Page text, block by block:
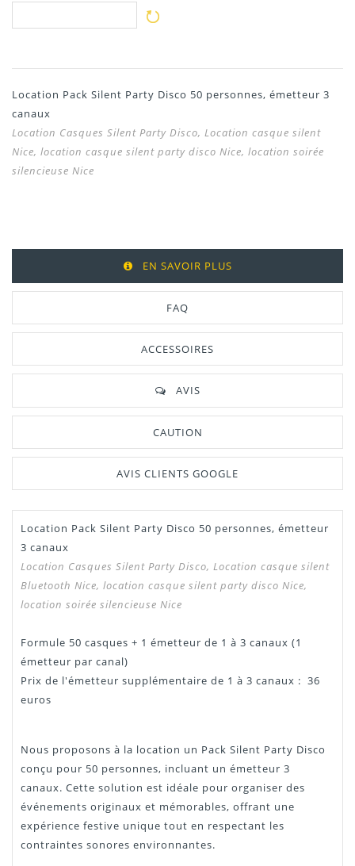
Location Pack Silent Party Disco 50 personnes, émetteur 3
canaux
Location Casques Silent Party Disco, Location casque silent
Nice, location casque silent party disco Nice, location soirée
silencieuse Nice
EN SAVOIR PLUS
FAQ
ACCESSOIRES
AVIS
CAUTION
AVIS CLIENTS GOOGLE
Location Pack Silent Party Disco 50 personnes, émetteur
3 canaux
Location Casques Silent Party Disco, Location casque silent
Bluetooth Nice, location casque silent party disco Nice,
location soirée silencieuse Nice
Formule 50 casques + 1 émetteur de 1 à 3 canaux (1
émetteur par canal)
Prix de l'émetteur supplémentaire de 1 à 3 canaux : 36
euros
Nous proposons à la location un Pack Silent Party Disco
conçu pour 50 personnes, incluant un émetteur 3
canaux. Cette solution est idéale pour organiser des
événements originaux et mémorables, offrant une
expérience festive unique tout en respectant les
contraintes sonores environnantes.